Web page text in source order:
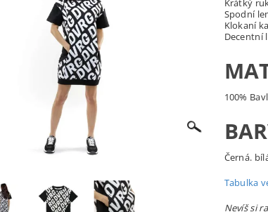
Krátký
Spodní
Klokaní
Decentní
100%
Černá.
Tabulka
Nevíš si